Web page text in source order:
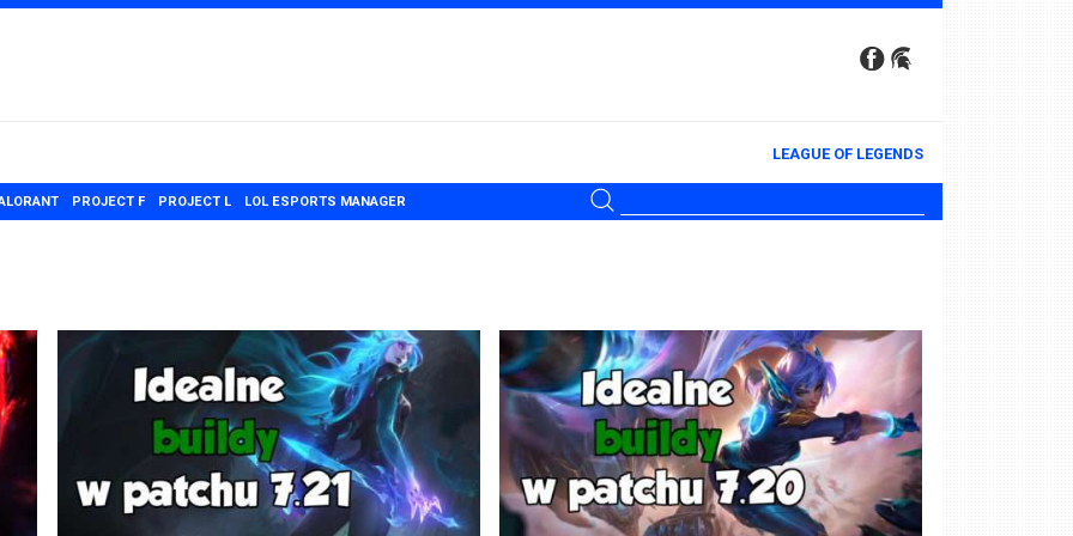
LEAGUE OF LEGENDS
PROJECT F PROJECT L LOL ESPORTS MANAGER